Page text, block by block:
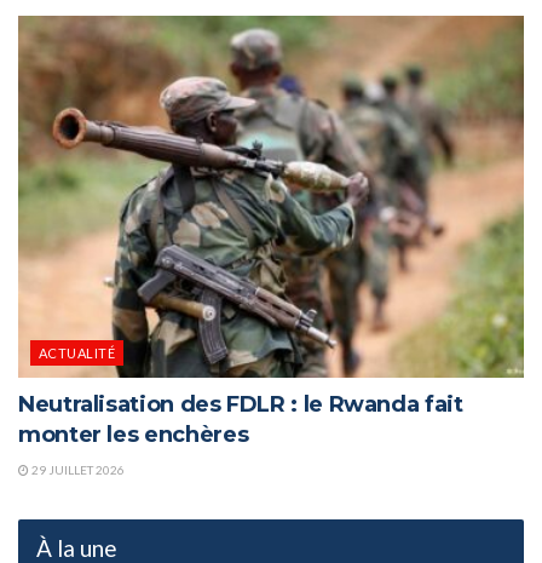
ACTUALITÉ
Neutralisation des FDLR : le Rwanda fait
monter les enchères
29 JUILLET 2026
À la une